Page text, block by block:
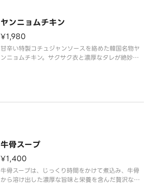
ぜひご堪能ください。※写真はイ
ヤンニョムチキン
¥1,980
甘辛い特製コチュジャンソースを絡めた韓国名物ヤ
ンニョムチキン。サクサク衣と濃厚なタレが絶妙に
牛骨スープ
¥1,400
牛骨スープは、じっくり時間をかけて煮込み、牛骨
から溶け出した濃厚な旨味と栄養を含んだ贅沢なス